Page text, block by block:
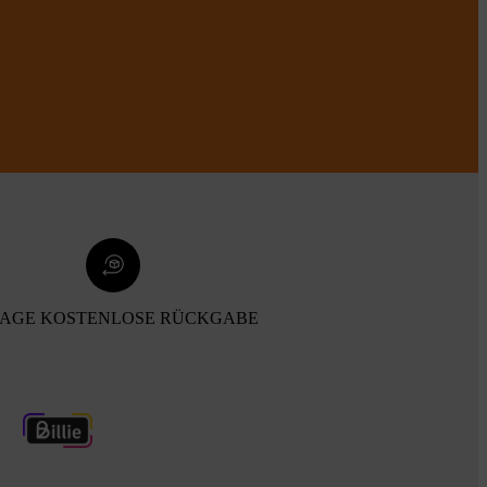
KOSTENLOSE RÜCKGABE